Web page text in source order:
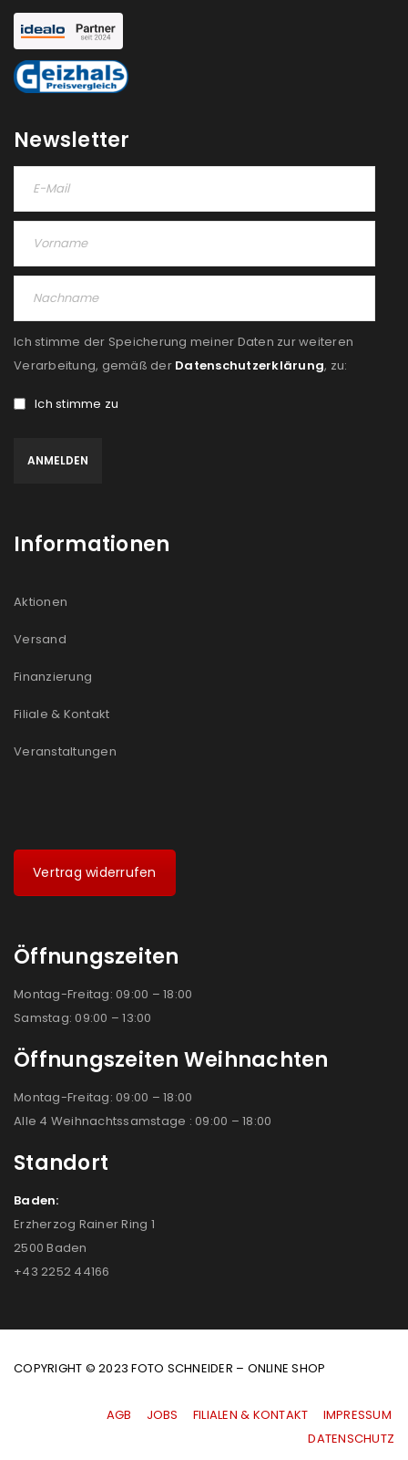
Benutzername oder E-Mail-Adresse
ANMELDEN
PASSWORT VERGESSEN?
REGISTRIEREN
E-Mail-Adresse
NEWSLETTER ABONNIEREN
Newsletter
Ich stimme der Speicherung meiner Daten zur weiteren
Verarbeitung, gemäß der Datenschutzerklärung, zu:
Ich stimme zu
Informationen
Aktionen
Versand
Finanzierung
Filiale & Kontakt
Veranstaltungen
Vertrag widerrufen
Öffnungszeiten
Montag-Freitag: 09:00 – 18:00
Samstag: 09:00 – 13:00
Öffnungszeiten Weihnachten
Montag-Freitag: 09:00 – 18:00
Alle 4 Weihnachtssamstage : 09:00 – 18:00
Standort
Baden:
Erzherzog Rainer Ring 1
2500 Baden
+43 2252 44166
COPYRIGHT © 2023 FOTO SCHNEIDER – ONLINE SHOP
AGB JOBS FILIALEN & KONTAKT
IMPRESSUM
|DATENSCHUTZ